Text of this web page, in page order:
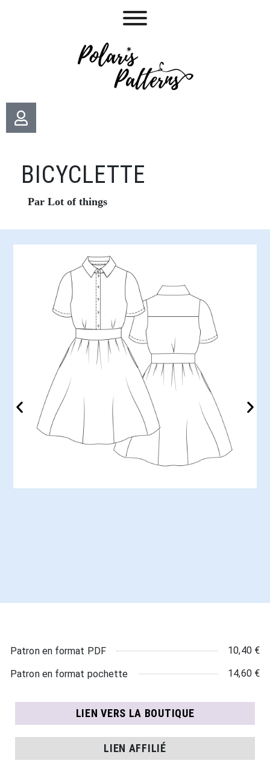
BICYCLETTE
Par Lot of things
Patron en format PDF 10,40 €
Patron en format pochette 14,60 €
LIEN VERS LA BOUTIQUE
LIEN AFFILIÉ